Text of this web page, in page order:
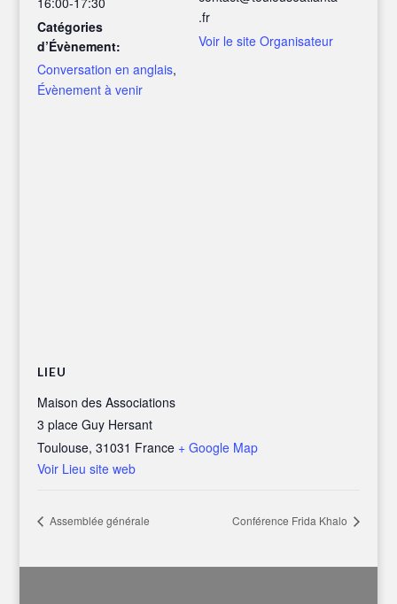
Catégories
d’Évènement:
Conversation en anglais,
Évènement à venir
.fr
Voir le site Organisateur
LIEU
Maison des Associations
3 place Guy Hersant
Toulouse, 31031 France + Google Map
Voir Lieu site web
Assemblée générale Conférence Frida Khalo